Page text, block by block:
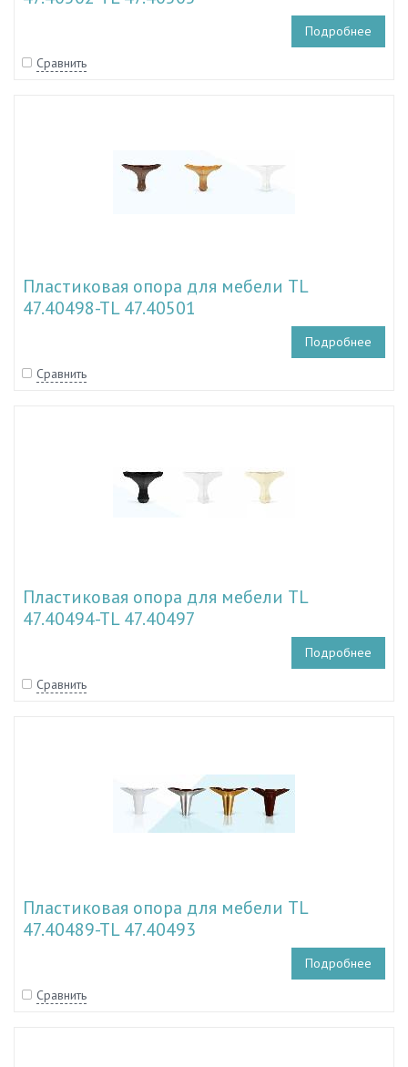
Подробнее
Сравнить
Пластиковая опора для мебели TL
47.40498-TL 47.40501
Подробнее
Сравнить
Пластиковая опора для мебели TL
47.40494-TL 47.40497
Подробнее
Сравнить
Пластиковая опора для мебели TL
47.40489-TL 47.40493
Подробнее
Сравнить